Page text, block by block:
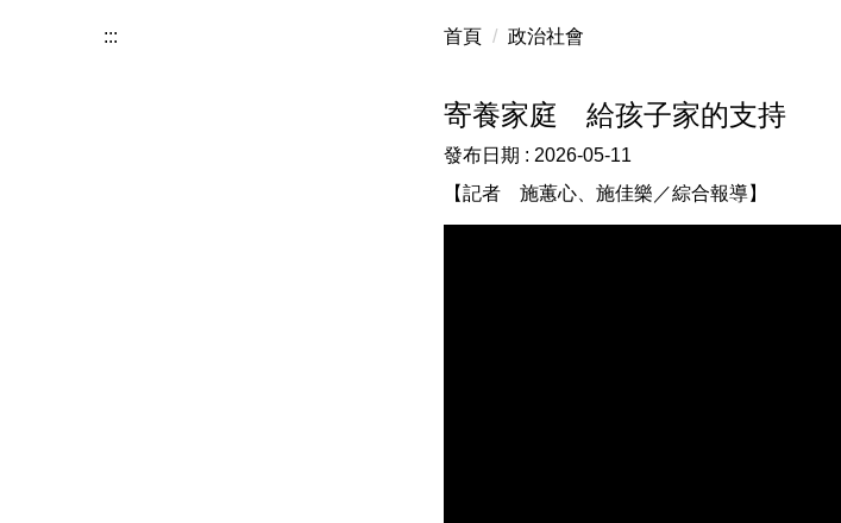
::: 首頁 政治社會
寄養家庭 給孩子家的支持
發布日期 : 2026-05-11
【記者 施蕙心、施佳樂／綜合報導】